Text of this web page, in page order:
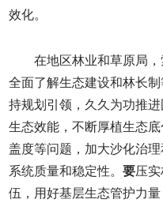
效化。
在地区林业和草原局
全面了解生态建设和林长
持规划引领，久久为功推
生态效能，不断厚植生态
盖度等问题，加大沙化治
系统质量和稳定性。要压
伍，用好基层生态管护力